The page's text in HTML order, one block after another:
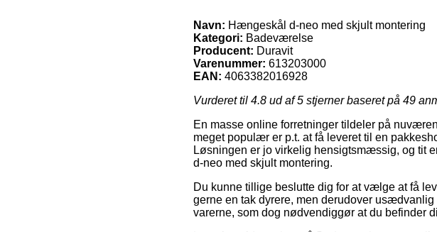
Navn: Hængeskål d-neo med skjult montering
Kategori: Badeværelse
Producent: Duravit
Varenummer: 613203000
EAN: 4063382016928
Vurderet til 4.8 ud af 5 stjerner baseret på 49
En masse online forretninger tildeler på
meget populær er p.t. at få leveret til en
Løsningen er jo virkelig hensigtsmæssig, og tit
d-neo med skjult montering.
Du kunne tillige beslutte dig for at vælge at få
gerne en tak dyrere, men derudover
varerne, som dog nødvendiggør at du befinder